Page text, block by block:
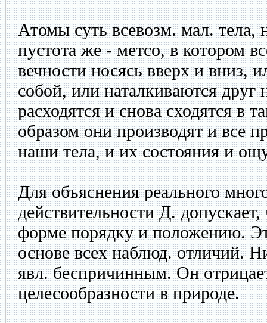
Атомы суть всевозм. мал. тела,
пустота же - метсо, в котором
вечности носясь вверх и вниз,
собой, или наталкиваются друг
расходятся и снова сходятся в
образом они производят и все
наши тела, и их состояния и
Для объяснения реального
действительности Д.
форме порядку и положению.
основе всех наблюд. отличий.
явл. беспричинным. Он
целесообразности в природе.